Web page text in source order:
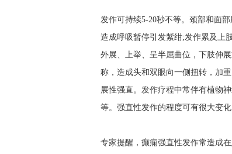
发作可持续5-20秒不等。颈部和面
造成呼吸暂停引发紫绀;发作累及上
外展、上举、呈半屈曲位，下肢伸
称，造成头和双眼向一侧扭转，加
展性强直。发作疗程中常伴有植物
等。强直性发作的程度可有很大变
专家提醒，癫痫强直性发作常造成